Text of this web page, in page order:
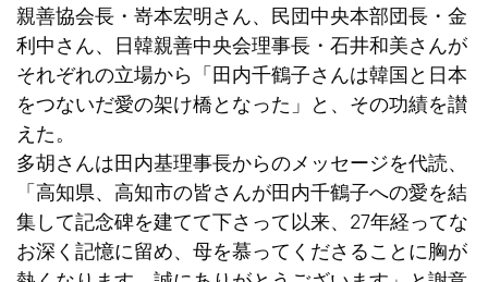
親善協会長・嵜本宏明さん、民団中央本部団長・金
利中さん、日韓親善中央会理事長・石井和美さんが
それぞれの立場から「田内千鶴子さんは韓国と日本
をつないだ愛の架け橋となった」と、その功績を讃
えた。
多胡さんは田内基理事長からのメッセージを代読、
「高知県、高知市の皆さんが田内千鶴子への愛を結
集して記念碑を建てて下さって以来、27年経ってな
お深く記憶に留め、母を慕ってくださることに胸が